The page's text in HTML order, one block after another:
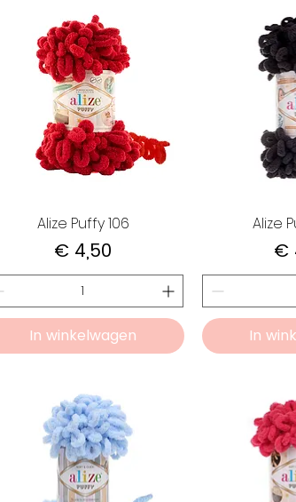
Alize Puffy 106
Prijs
€ 4,50
In winkelwagen
Alize
€
In